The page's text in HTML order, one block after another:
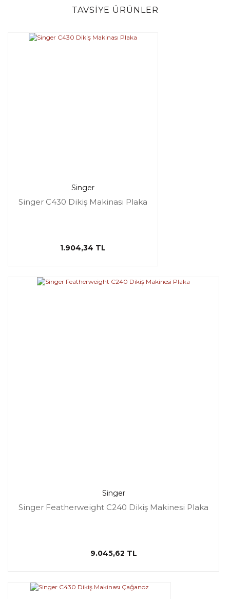
TAVSİYE ÜRÜNLER
Singer
Singer C430 Dikiş Makinası Plaka
1.904,34 TL
Singer
Singer Featherweight C240 Dikiş Makinesi Plaka
9.045,62 TL